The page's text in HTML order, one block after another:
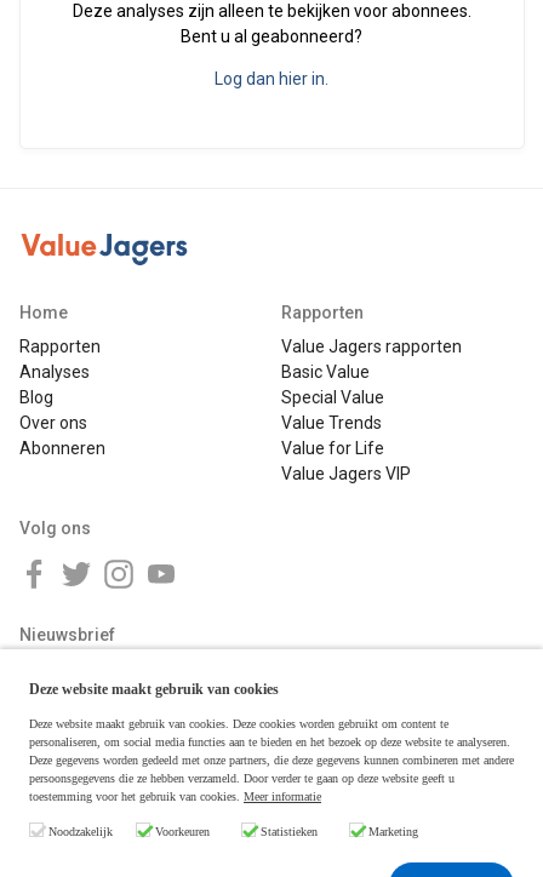
Deze analyses zijn alleen te bekijken voor abonnees.
Bent u al geabonneerd?
Log dan hier in.
Home
Rapporten
Analyses
Blog
Over ons
Abonneren
Rapporten
Value Jagers rapporten
Basic Value
Special Value
Value Trends
Value for Life
Value Jagers VIP
Volg ons
Nieuwsbrief
Deze website maakt gebruik van cookies
Deze website maakt gebruik van cookies. Deze cookies worden gebruikt om content te
personaliseren, om social media functies aan te bieden en het bezoek op deze website te analyseren.
Deze gegevens worden gedeeld met onze partners, die deze gegevens kunnen combineren met andere
persoonsgegevens die ze hebben verzameld. Door verder te gaan op deze website geeft u
toestemming voor het gebruik van cookies. Meer informatie
Noodzakelijk Voorkeuren Statistieken Marketing